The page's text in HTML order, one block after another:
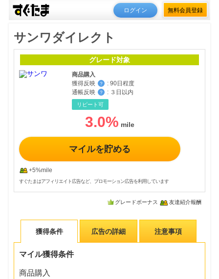
ログイン 無料会員登録
サンワダイレクト
グレード対象
商品購入
獲得反映
？ : 90日程度
通帳反映
？ : ３日以内
リピート可
3.0%
マイルを貯める
+5%mile
すぐたまはアフィリエイト広告など、プロモーション広告を利用しています
グレードボーナス 友達紹介報酬
獲得条件 広告の詳細 注意事項
マイル獲得条件
商品購入